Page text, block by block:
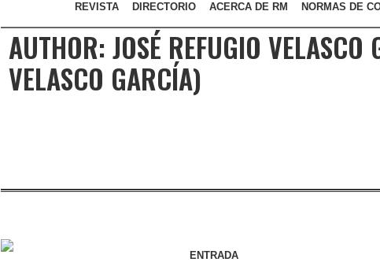
REVISTA DIRECTORIO ACERCA DE RM NORMAS DE
AUTHOR: JOSÉ REFUGIO VELASCO
VELASCO GARCÍA)
ENTRADA